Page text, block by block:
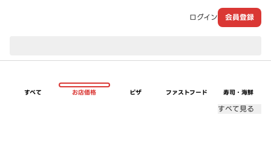
ログイン 会員登録
すべて お店価格 ピザ ファストフード 寿司・海鮮
すべて見る